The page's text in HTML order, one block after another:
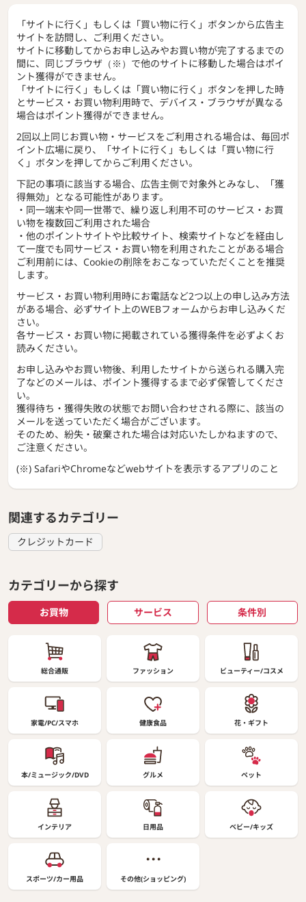
「サイトに行く」もしくは「買い物に行く」ボタンから広告主
サイトを訪問し、ご利用ください。
サイトに移動してからお申し込みやお買い物が完了するまでの
間に、同じブラウザ（※）で他のサイトに移動した場合はポイ
ント獲得ができません。
「サイトに行く」もしくは「買い物に行く」ボタンを押した時
とサービス・お買い物利用時で、デバイス・ブラウザが異なる
場合はポイント獲得ができません。
2回以上同じお買い物・サービスをご利用される場合は、毎回ポ
イント広場に戻り、「サイトに行く」もしくは「買い物に行
く」ボタンを押してからご利用ください。
下記の事項に該当する場合、広告主側で対象外とみなし、「獲
得無効」となる可能性があります。
・同一端末や同一世帯で、繰り返し利用不可のサービス・お買
い物を複数回ご利用された場合
・他のポイントサイトや比較サイト、検索サイトなどを経由し
て一度でも同サービス・お買い物を利用されたことがある場合
ご利用前には、Cookieの削除をおこなっていただくことを推奨
します。
サービス・お買い物利用時にお電話など2つ以上の申し込み方法
がある場合、必ずサイト上のWEBフォームからお申し込みくだ
さい。
各サービス・お買い物に掲載されている獲得条件を必ずよくお
読みください。
お申し込みやお買い物後、利用したサイトから送られる購入完
了などのメールは、ポイント獲得するまで必ず保管してくださ
い。
獲得待ち・獲得失敗の状態でお問い合わせされる際に、該当の
メールを送っていただく場合がございます。
そのため、紛失・破棄された場合は対応いたしかねますので、
ご注意ください。
(※) SafariやChromeなどwebサイトを表示するアプリのこと
関連するカテゴリー
クレジットカード
カテゴリーから探す
お買物 サービス 条件別
総合通販 ファッション ビューティー/コスメ
家電/PC/スマホ 健康食品 花・ギフト
本/ミュージック/DVD グルメ ペット
インテリア 日用品 ベビー/キッズ
スポーツ/カー用品 その他(ショッピング)